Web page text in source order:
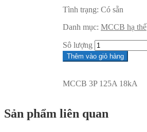
Tình trạng: Có sẵn
Danh mục: MCCB hạ thế
Sô lượng
Thêm vào giỏ hàng
MCCB 3P 125A 18kA
Sản phẩm liên quan